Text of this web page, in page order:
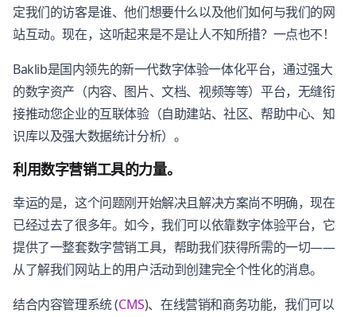
定我们的访客是谁、他们想要什么以及他们如何与我们的网
站互动。现在，这听起来是不是让人不知所措？一点也不！
Baklib是国内领先的新一代数字体验一体化平台，通过强大
的数字资产（内容、图片、文档、视频等等）平台，无缝衔
接推动您企业的互联体验（自助建站、社区、帮助中心、知
识库以及强大数据统计分析）。
利用数字营销工具的力量。
幸运的是，这个问题刚开始解决且解决方案尚不明确，现在
已经过去了很多年。如今，我们可以依靠数字体验平台，它
提供了一整套数字营销工具，帮助我们获得所需的一切——
从了解我们网站上的用户活动到创建完全个性化的消息。
结合内容管理系统 (CMS)、在线营销和商务功能，我们可以